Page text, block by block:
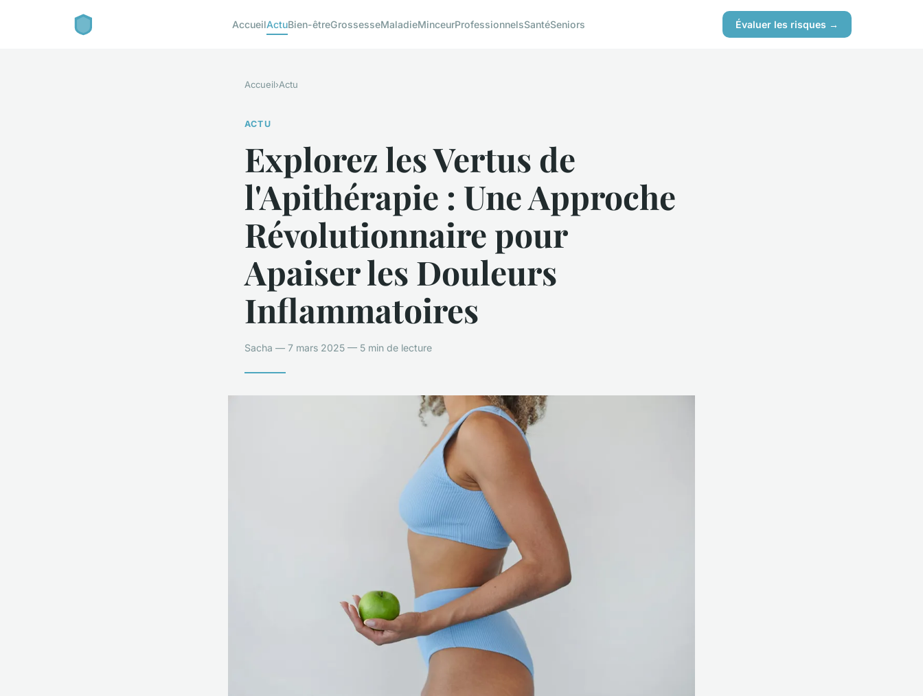
AccueilActuBien-êtreGrossesseMaladieMinceurProfessionnelsSantéSeniors Évaluer les risques →
Accueil›Actu
ACTU
Explorez les Vertus de
l'Apithérapie : Une Approche
Révolutionnaire pour
Apaiser les Douleurs
Inflammatoires
Sacha — 7 mars 2025 — 5 min de lecture